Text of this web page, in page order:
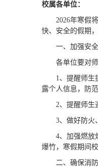
校属各单位：
2026年寒假
快、安全的假期
一、加强安
各单位要对
1、提醒师生
露个人信息，‌防
2、提醒师生
3、做好防火
4、加强燃放
爆竹，寒假期间
二、确保消